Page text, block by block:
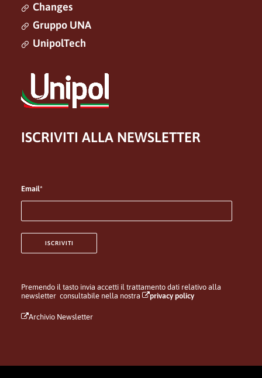
Changes
Gruppo UNA
UnipolTech
ISCRIVITI ALLA NEWSLETTER
Email*
Premendo il tasto invia accetti il trattamento dati relativo alla
newsletter consultabile nella nostra
privacy policy
Archivio Newsletter